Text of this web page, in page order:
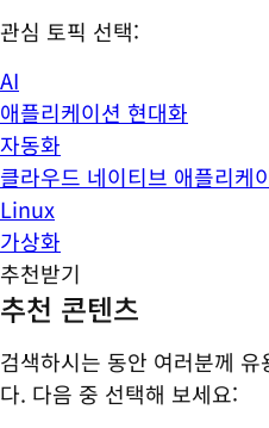
관심 토픽 선택:
AI
애플리케이션 현대화
자동화
클라우드 네이티브 애플리케
Linux
가상화
추천받기
추천 콘텐츠
검색하시는 동안 여러분께
다. 다음 중 선택해 보세요: